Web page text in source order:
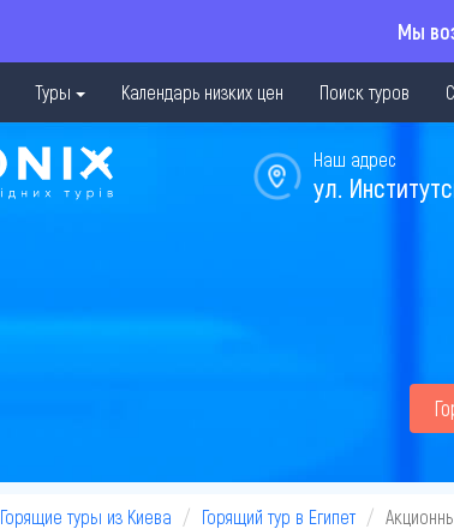
Мы
Туры Календарь низких цен Поиск туров
Наш адрес
ул.
Горящие туры из Киева Горящий тур в Египет